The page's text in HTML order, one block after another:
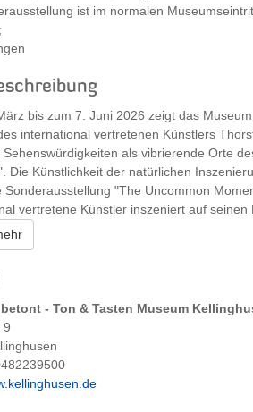
ist im normalen
bis zum 7. Juni 2026 zeigt das
international vertretenen Künstlers
Sehenswürdigkeiten als vibrierende Orte
Die Künstlichkeit der natürlichen
Sonderausstellung "The Uncommon
vertretene Künstler inszeniert auf
Auf seinen großformatigen Bildern
hunderte Aufnahmen zu dynamischen
zu Akteuren des Moments. So erzeugt
natürlich, fragmentiert und verdichtet
zugleich die symbolische Ewigkeit der
dafür die Formulierung von der
das Auge wandern, die Komposition
- Ton & Tasten Museum
9